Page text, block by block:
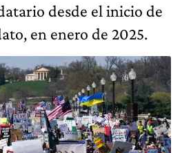
desde el inicio de
en enero de 2025.